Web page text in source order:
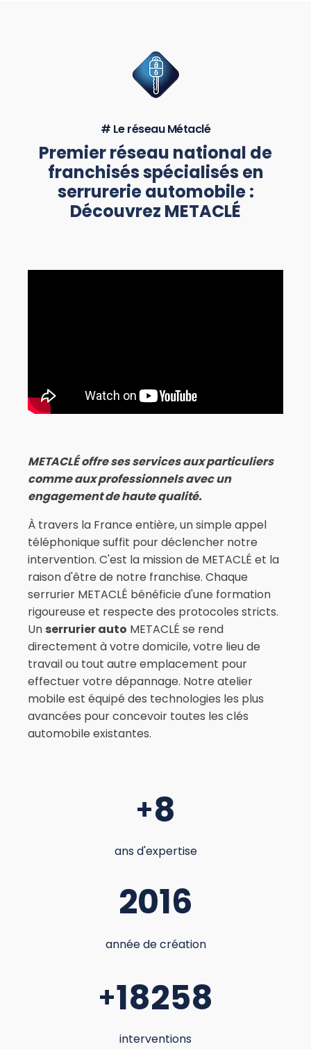
# Le réseau Métaclé
Premier réseau national de
franchisés spécialisés en
serrurerie automobile :
Découvrez METACLÉ
METACLÉ offre ses services aux particuliers
comme aux professionnels avec un
engagement de haute qualité.
À travers la France entière, un simple appel
téléphonique suffit pour déclencher notre
intervention. C'est la mission de METACLÉ et la
raison d'être de notre franchise. Chaque
serrurier METACLÉ bénéficie d'une formation
rigoureuse et respecte des protocoles stricts.
Un serrurier auto METACLÉ se rend
directement à votre domicile, votre lieu de
travail ou tout autre emplacement pour
effectuer votre dépannage. Notre atelier
mobile est équipé des technologies les plus
avancées pour concevoir toutes les clés
automobile existantes.
+8
ans d'expertise
2016
année de création
+18258
interventions